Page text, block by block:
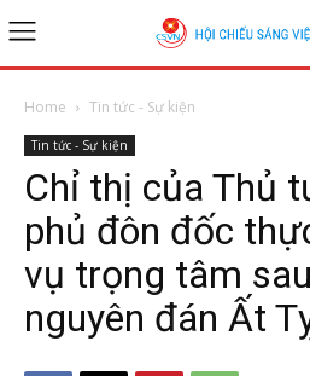
Home Tin tức - Sự kiện
Tin tức - Sự kiện
Chỉ thị của Thủ
phủ đôn đốc
vụ trọng tâm
nguyên đán Ất